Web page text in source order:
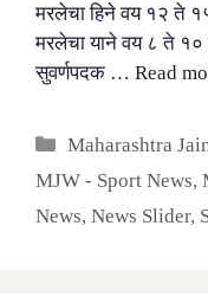
मरलेचा हिने वय १२ ते
मरलेचा याने वय ८ ते
सुवर्णपदक … Read
Categories
Maharashtra
MJW - Sport News,
News, News Slider,